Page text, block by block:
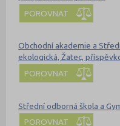
POROVNAT
Obchodní akademie a
ekologická, Žatec,
POROVNAT
Střední odborná škola a
POROVNAT